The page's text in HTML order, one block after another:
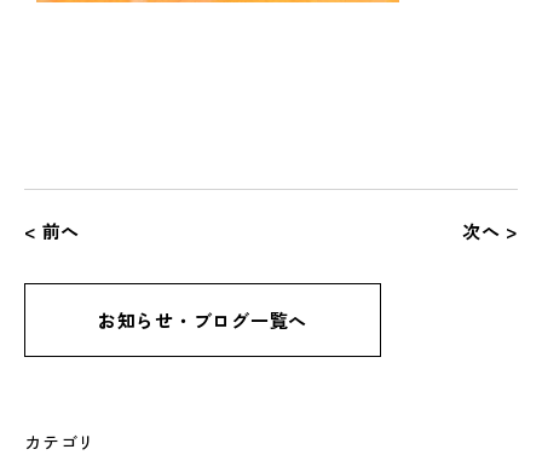
< 前へ 次へ >
お知らせ・ブログ一覧へ
カテゴリ